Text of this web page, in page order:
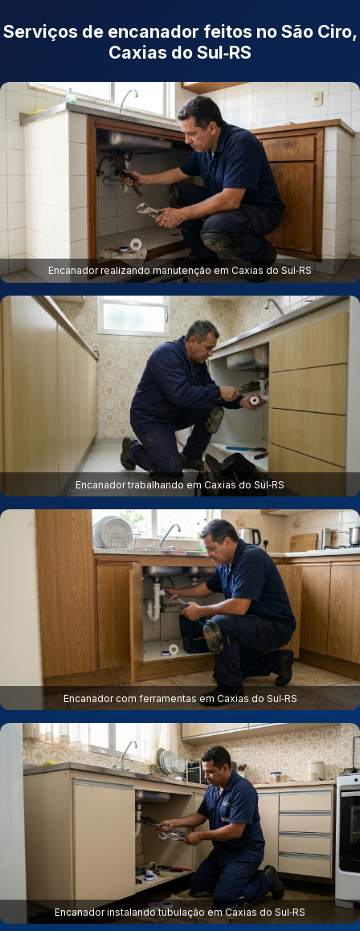
Serviços de encanador feitos no São Ciro,
Caxias do Sul‑RS
Encanador realizando manutenção em Caxias do Sul‑RS
Encanador trabalhando em Caxias do Sul‑RS
Encanador com ferramentas em Caxias do Sul‑RS
Encanador instalando tubulação em Caxias do Sul‑RS